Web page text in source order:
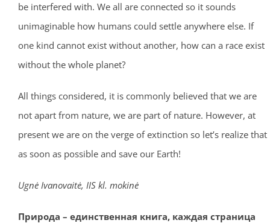
be interfered with. We all are connected so it sounds
unimaginable how humans could settle anywhere else. If
one kind cannot exist without another, how can a race exist
without the whole planet?
All things considered, it is commonly believed that we are
not apart from nature, we are part of nature. However, at
present we are on the verge of extinction so let’s realize that
as soon as possible and save our Earth!
Ugnė Ivanovaitė, IIS kl. mokinė
Природа – единственная книга, каждая страница